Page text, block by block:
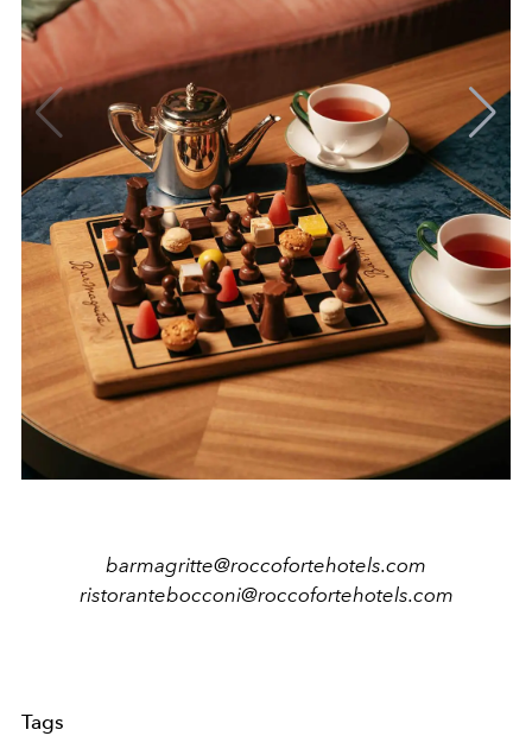
barmagritte@roccofortehotels.com
ristorantebocconi@roccofortehotels.com
Tags